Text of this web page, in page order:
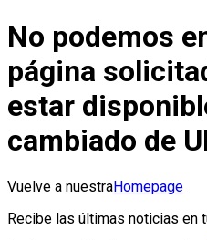
No podemos
página
estar
cambiado de
Vuelve a nuestraHomepage
Recibe las últimas noticias en